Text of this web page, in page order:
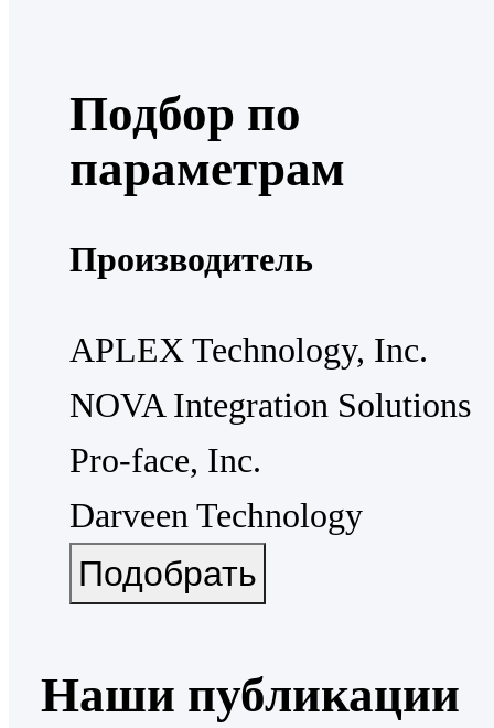
Подбор по
параметрам
Производитель
APLEX Technology, Inc.
NOVA Integration Solutions
Pro-face, Inc.
Darveen Technology
Наши публикации